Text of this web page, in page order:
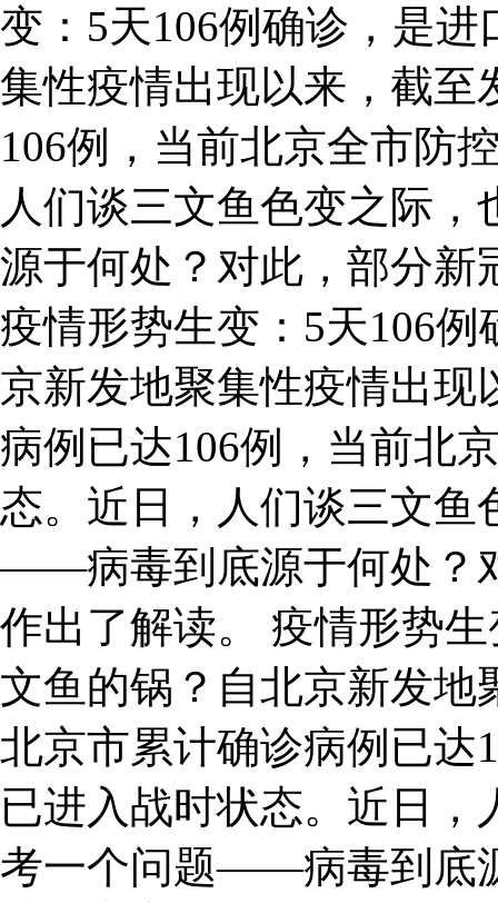
变：5天106例确诊，是
集性疫情出现以来，截至
106例，当前北京全市防
人们谈三文鱼色变之际
源于何处？对此，部分新
疫情形势生变：5天106
京新发地聚集性疫情出现
病例已达106例，当前北
态。近日，人们谈三文
——病毒到底源于何处？
作出了解读。 疫情形势
文鱼的锅？自北京新发地
北京市累计确诊病例已达
已进入战时状态。近日
考一个问题——病毒到底